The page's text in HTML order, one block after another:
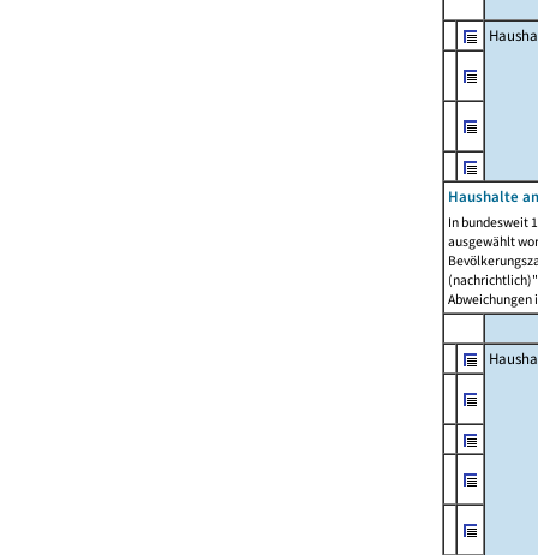
Haushalte
In bundesweit
ausgewählt
Abweichungen